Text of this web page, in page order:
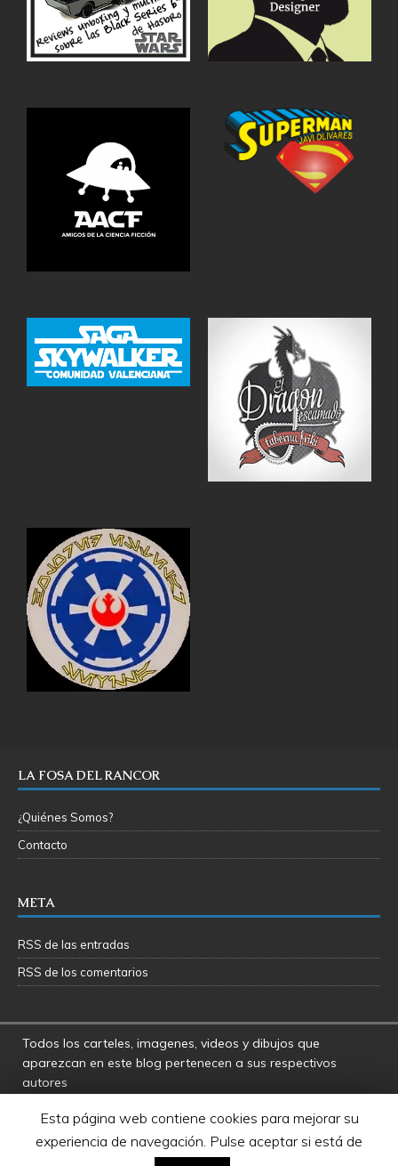
LA FOSA DEL RANCOR
¿Quiénes Somos?
Contacto
META
RSS de las entradas
RSS de los comentarios
Todos los carteles, imagenes, videos y dibujos que
aparezcan en este blog pertenecen a sus respectivos
autores
responsables por las opiniones manifestadas por los
usuarios y colaboradores de este blog
Star Wars es una marca registrada de Disney - Lucasfilms
Esta página web contiene cookies para mejorar su
experiencia de navegación. Pulse aceptar si está de